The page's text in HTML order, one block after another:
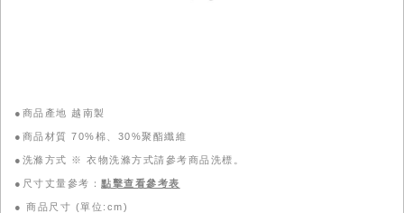
●商品產地 越南製
●商品材質 70%棉、30%聚酯纖維
●洗滌方式 ※ 衣物洗滌方式請參考商品洗標。
●尺寸丈量參考： 點擊查看參考表
● 商品尺寸 (單位:cm)